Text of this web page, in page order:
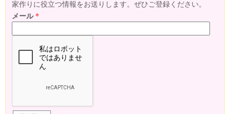
家作りに役立つ情報をお送りします。ぜひご登録ください。
メール*